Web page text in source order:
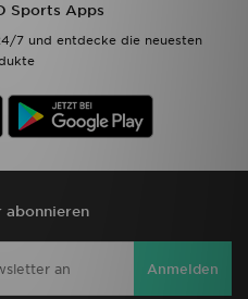
Sports Apps
7 und entdecke die neuesten
abonnieren
Anmelden